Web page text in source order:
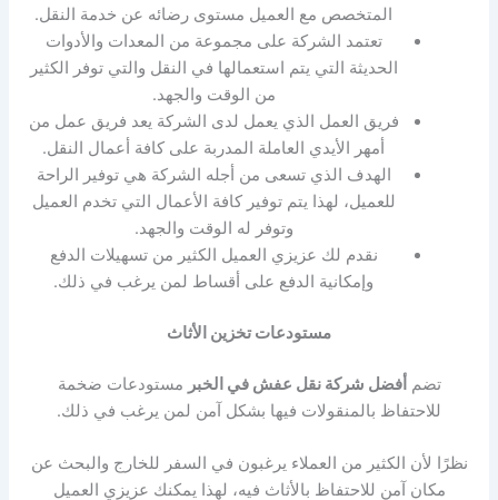
المتخصص مع العميل مستوى رضائه عن خدمة النقل.
تعتمد الشركة على مجموعة من المعدات والأدوات
الحديثة التي يتم استعمالها في النقل والتي توفر الكثير
من الوقت والجهد.
فريق العمل الذي يعمل لدى الشركة يعد فريق عمل من
أمهر الأيدي العاملة المدربة على كافة أعمال النقل.
الهدف الذي تسعى من أجله الشركة هي توفير الراحة
للعميل، لهذا يتم توفير كافة الأعمال التي تخدم العميل
وتوفر له الوقت والجهد.
نقدم لك عزيزي العميل الكثير من تسهيلات الدفع
وإمكانية الدفع على أقساط لمن يرغب في ذلك.
مستودعات تخزين الأثاث
تضم أفضل شركة نقل عفش في الخبر مستودعات ضخمة
للاحتفاظ بالمنقولات فيها بشكل آمن لمن يرغب في ذلك.
نظرًا لأن الكثير من العملاء يرغبون في السفر للخارج والبحث عن
مكان آمن للاحتفاظ بالأثاث فيه، لهذا يمكنك عزيزي العميل